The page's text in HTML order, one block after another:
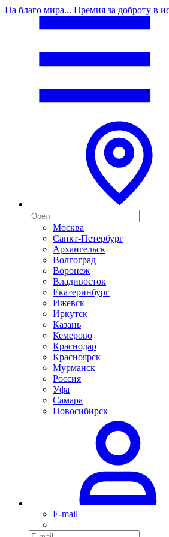
На благо мира... Премия за доброту в
Москва
Санкт-Петербург
Архангельск
Волгоград
Воронеж
Владивосток
Екатеринбург
Ижевск
Иркутск
Казань
Кемерово
Краснодар
Красноярск
Мурманск
Россия
Уфа
Самара
Новосибирск
E-mail